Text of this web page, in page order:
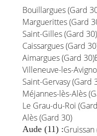
Bouillargues (Gard
Marguerittes (Gard
Saint-Gilles (Gard 30)
Caissargues (Gard
Aimargues (Gard 30)
Villeneuve-les-
Saint-Gervasy (Gard
Méjannes-lès-Alès
Le Grau-du-Roi
Alès (Gard 30)
Aude (11) :